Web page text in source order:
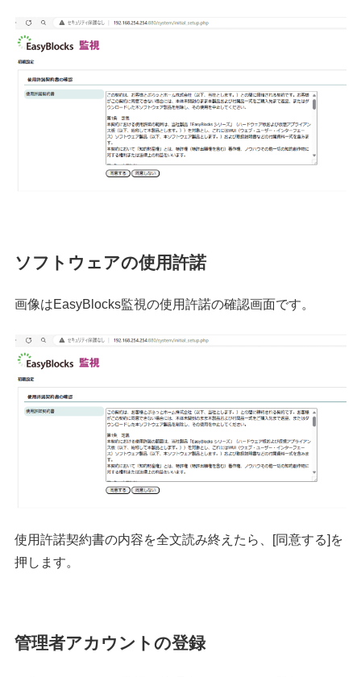
ソフトウェアの使用許諾
画像はEasyBlocks監視の使用許諾の確認画面です。
使用許諾契約書の内容を全文読み終えたら、[同意する]を
押します。
管理者アカウントの登録